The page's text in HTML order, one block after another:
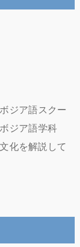
ジア語スクー
ジア語学科
化を解説して